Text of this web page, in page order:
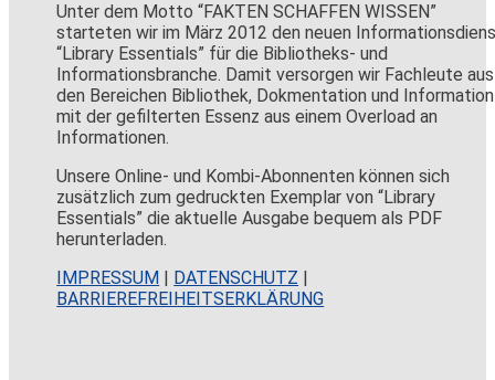
Unter dem Motto “FAKTEN SCHAFFEN WISSEN”
starteten wir im März 2012 den neuen
“Library Essentials” für die Bibliotheks- und
Informationsbranche. Damit versorgen wir Fachleute aus
den Bereichen Bibliothek, Dokmentation und Information
mit der gefilterten Essenz aus einem Overload an
Informationen.
Unsere Online- und Kombi-Abonnenten können sich
zusätzlich zum gedruckten Exemplar von “Library
Essentials” die aktuelle Ausgabe bequem als PDF
herunterladen.
IMPRESSUM
DATENSCHUTZ
BARRIEREFREIHEITSERKLÄRUNG